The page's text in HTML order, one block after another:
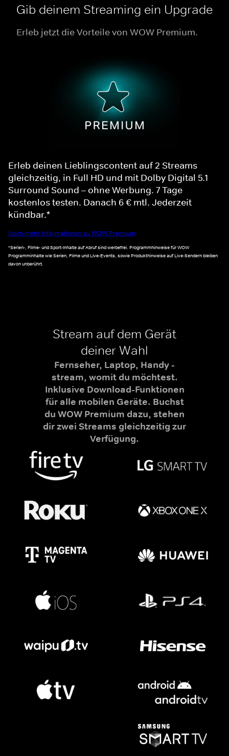
Gib deinem Streaming ein Upgrade
Erleb jetzt die Vorteile von WOW Premium.
Erleb deinen Lieblingscontent auf 2 Streams
gleichzeitig, in Full HD und mit Dolby Digital 5.1
Surround Sound – ohne Werbung. 7 Tage
kostenlos testen. Danach 6 € mtl. Jederzeit
kündbar.*
Noch mehr Informationen zu WOW Premium
*Serien-, Filme- und Sport-Inhalte auf Abruf sind werbefrei. Programmhinweise für WOW
Programminhalte wie Serien, Filme und Live-Events, sowie Produkthinweise auf Live-Sendern bleiben
davon unberührt.
Stream auf dem Gerät
deiner Wahl
Fernseher, Laptop, Handy -
stream, womit du möchtest.
Inklusive Download-Funktionen
für alle mobilen Geräte. Buchst
du WOW Premium dazu, stehen
dir zwei Streams gleichzeitig zur
Verfügung.